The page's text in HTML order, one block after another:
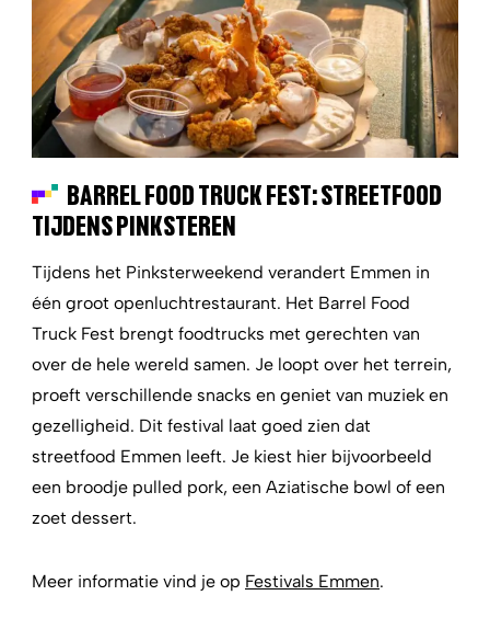
BARREL FOOD TRUCK FEST: STREETFOOD
TIJDENS PINKSTEREN
Tijdens het Pinksterweekend verandert Emmen in
één groot openluchtrestaurant. Het Barrel Food
Truck Fest brengt foodtrucks met gerechten van
over de hele wereld samen. Je loopt over het terrein,
proeft verschillende snacks en geniet van muziek en
gezelligheid. Dit festival laat goed zien dat
streetfood Emmen leeft. Je kiest hier bijvoorbeeld
een broodje pulled pork, een Aziatische bowl of een
zoet dessert.
Meer informatie vind je op Festivals Emmen.